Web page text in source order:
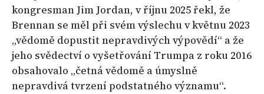
kongresman Jim Jordan, v říjnu 2025 řekl, že
Brennan se měl při svém výslechu v květnu 2023
„vědomě dopustit nepravdivých výpovědí“ a že
jeho svědectví o vyšetřování Trumpa z roku 2016
obsahovalo „četná vědomě a úmyslně
nepravdivá tvrzení podstatného významu“.